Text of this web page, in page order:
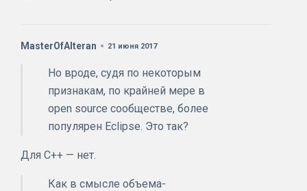
MasterOfAlteran 21 июня 2017
Но вроде, судя по некоторым
признакам, по крайней мере в
open source сообществе, более
популярен Eclipse. Это так?
Для С++ — нет.
Как в смысле объема-